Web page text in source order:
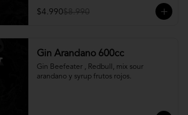
$4.990$8.990
Gin Arandano 600cc
Gin Beefeater , Redbull, mix sour
arandano y syrup frutos rojos.